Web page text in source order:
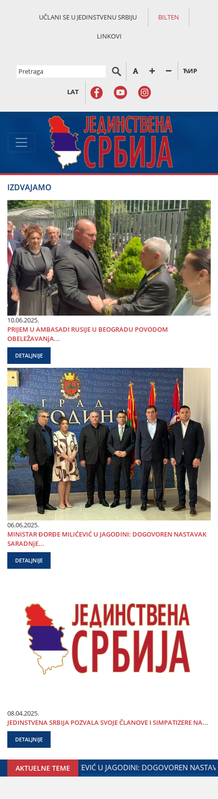
UČLANI SE U JEDINSTVENU SRBIJU BILTEN
LINKOVI
ЋИР
LAT
IZDVAJAMO
10.06.2025.
PRIЈEM U AMBASADI RUSIЈE U BEOGRADU POVODOM
OBELEŽAVANjA...
DETALJNIJE
06.06.2025.
MINISTAR ĐORĐE MILIĆEVIĆ U ЈAGODINI: DOGOVOREN NASTAVAK
SARADNjE...
DETALJNIJE
08.04.2025.
ЈEDINSTVENA SRBIЈA POZVALA SVOЈE ČLANOVE I SIMPATIZERE NA...
DETALJNIJE
AKTUELNE TEME
I MINISTARSTVA ZADUŽENOG ZA ODNOSE SA DIЈASPOROM